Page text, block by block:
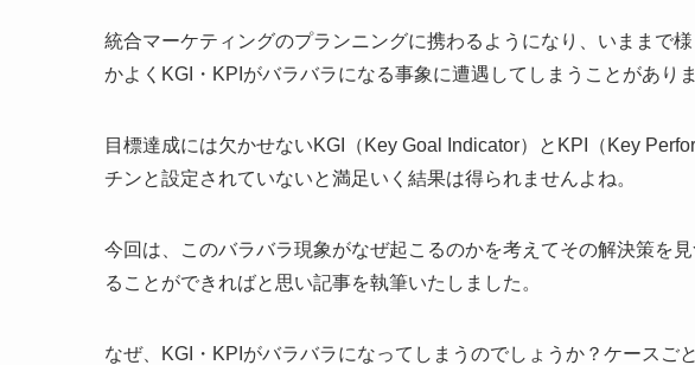
統合マーケティングのプランニングに携わるようになり、いままで
かよくKGI・KPIがバラバラになる事象に遭遇してしまうことがあり
目標達成には欠かせないKGI（Key Goal Indicator）とKPI（Key
チンと設定されていないと満足いく結果は得られませんよね。
今回は、このバラバラ現象がなぜ起こるのかを考えてその解決策を
ることができればと思い記事を執筆いたしました。
なぜ、KGI・KPIがバラバラになってしまうのでしょうか？ケースご